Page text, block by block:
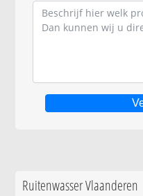
Ruitenwasser Vlaanderen